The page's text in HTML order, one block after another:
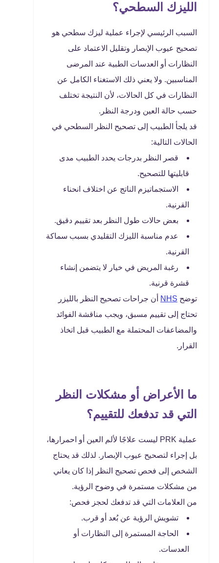
الليزك السطحي؟
السبب الرئيسي لإجراء عملية ليزك سطحي هو
تصحيح عيوب الإبصار وتقليل الاعتماد على
النظارات أو العدسات الطبية عند المرضى
المناسبين. ولا يعني ذلك الاستغناء الكامل عن
النظارات في كل الحالات، لأن النتيجة تختلف
حسب حالة العين ودرجة النظر.
قد يلجأ الطبيب إلى تصحيح النظر السطحي في
الحالات التالية:
قصر النظر بدرجات يحدد الطبيب مدى
قابليتها للتصحيح.
الاستجماتيزم الناتج عن اختلاف انحناء
القرنية.
بعض حالات طول النظر بعد تقييم دقيق.
عدم مناسبة الليزك التقليدي بسبب سماكة
القرنية.
رغبة المريض في خيار لا يتضمن إنشاء
قشرة قرنية.
توضح NHS
أن جراحات تصحيح النظر بالليزر
تحتاج إلى تقييم مسبق، ويجب مناقشة الفوائد
والمضاعفات المحتملة مع الطبيب قبل اتخاذ
القرار.
ما الأعراض أو مشكلات النظر
التي قد تدفعك للتقييم؟
عملية PRK ليست علاجًا لألم العين أو احمرارها،
بل إجراء لتصحيح عيوب الإبصار. لذلك قد يحتاج
الشخص إلى فحص تصحيح النظر إذا كان يعاني
من مشكلات مستمرة في وضوح الرؤية.
من العلامات التي قد تدفعك لحجز فحص:
تشويش الرؤية عن بُعد أو قرب.
الحاجة المستمرة إلى النظارات أو
العدسات.